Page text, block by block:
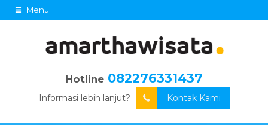
Menu
Hotline 082276331437
Informasi lebih lanjut? Kontak Kami